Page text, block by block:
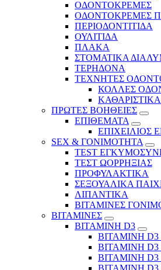
ΟΔΟΝΤΟΚΡΕΜΕΣ
ΟΔΟΝΤΟΚΡΕΜΕΣ
ΠΕΡΙΟΔΟΝΤΙΤΙΔΑ
ΟΥΛΙΤΙΔΑ
ΠΛΑΚΑ
ΣΤΟΜΑΤΙΚΑ
ΤΕΡΗΔΟΝΑ
ΤΕΧΝΗΤΕΣ
ΚΟΛΛΕΣ
ΠΡΩΤΕΣ ΒΟΗΘΕΙΕΣ
ΕΠΙΘΕΜΑΤΑ
ΕΠΙΧΕΙΛΙΟΣ
SEX & ΓΟΝΙΜΟΤΗΤΑ
TEST
ΤΕΣΤ ΩΟΡΡΗΞΙΑΣ
ΠΡΟΦΥΛΑΚΤΙΚΑ
ΣΕΞΟΥΑΛΙΚΑ
ΛΙΠΑΝΤΙΚΑ
ΒΙΤΑΜΙΝΕΣ
ΒΙΤΑΜΙΝΕΣ
ΒΙΤΑΜΙΝΗ D3
ΒΙΤΑΜΙΝΗ D3
ΒΙΤΑΜΙΝΗ D3
ΒΙΤΑΜΙΝΗ D3
ΒΙΤΑΜΙΝΗ D3